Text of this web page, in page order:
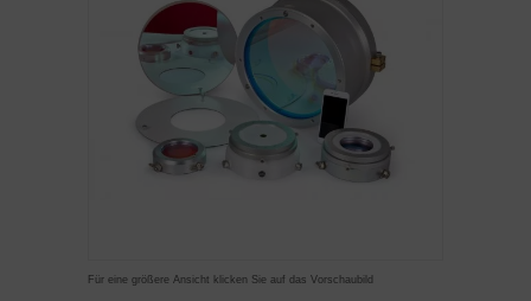
Für eine größere Ansicht klicken Sie auf das Vorschaubild